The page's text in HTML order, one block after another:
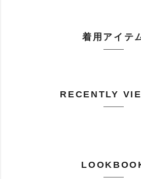
着用アイテ
RECENTLY